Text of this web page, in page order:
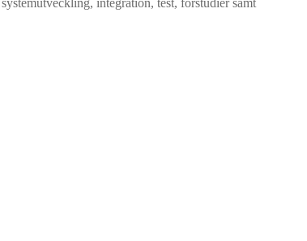
integration, test, förstudier samt